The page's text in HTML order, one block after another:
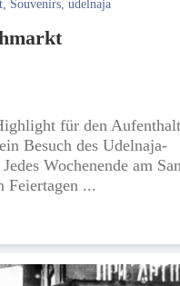
, Souvenirs, udelnaja
für den
Besuch des Udelnaja-
Wochenende am
Feiertagen ...